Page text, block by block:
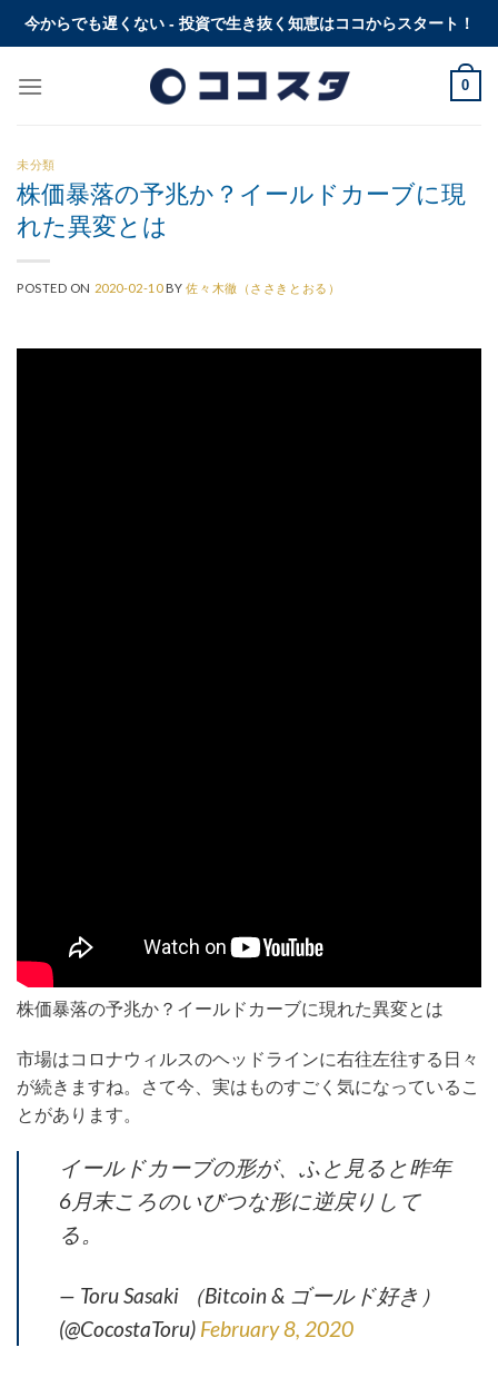
Skip今からでも遅くない - 投資で生き抜く知恵はココからスタート！
0
未分類
株価暴落の予兆か？イールドカーブに現
れた異変とは
POSTED ON 2020-02-10 BY佐々木徹（ささきとおる）
株価暴落の予兆か？イールドカーブに現れた異変とは
市場はコロナウィルスのヘッドラインに右往左往する日々
が続きますね。さて今、実はものすごく気になっているこ
とがあります。
イールドカーブの形が、ふと見ると昨年
6月末ころのいびつな形に逆戻りして
る。
— Toru Sasaki （Bitcoin & ゴールド好き）
(@CocostaToru) February 8, 2020